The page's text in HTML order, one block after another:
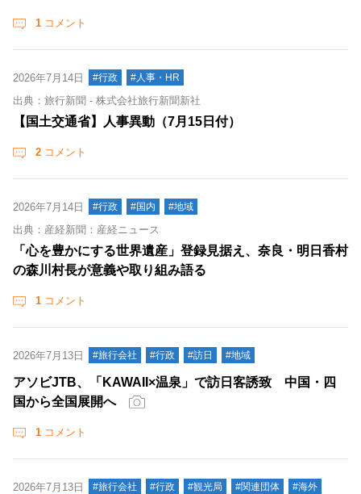
1 コメント
2026年7月14日 #行政 #人事・HR
出典：旅行新聞 - 株式会社旅行新聞新社
【国土交通省】人事異動（7月15日付）
2 コメント
2026年7月14日 #行政 #国内 #地域
出典：産経新聞：産経ニュース
「心を豊かにする世界遺産」登録見据え、奈良・明日香村
の森川村長が意義や取り組み語る
1 コメント
2026年7月13日 #旅行会社 #行政 #訪日 #地域
アソビJTB、「KAWAII×温泉」で訪日客誘致 中国・四
国から全国展開へ
1 コメント
2026年7月13日 #旅行会社 #行政 #観光局 #関連団体
#海外